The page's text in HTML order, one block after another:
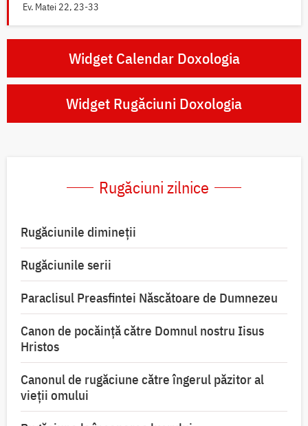
Ev. Matei 22, 23-33
Widget Calendar Doxologia
Widget Rugăciuni Doxologia
Rugăciuni zilnice
Rugăciunile dimineții
Rugăciunile serii
Paraclisul Preasfintei Născătoare de Dumnezeu
Canon de pocăință către Domnul nostru Iisus
Hristos
Canonul de rugăciune către îngerul păzitor al
vieții omului